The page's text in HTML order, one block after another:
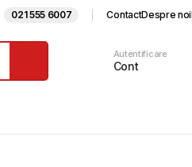
021 555 6007 ContactDespre noi
Autentificare
Cont